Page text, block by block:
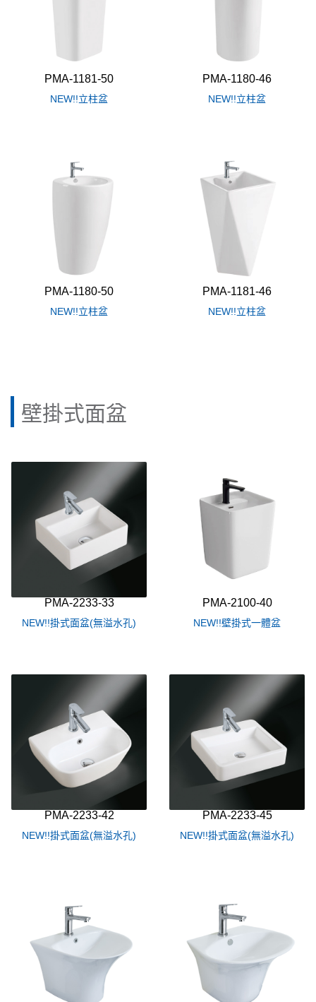
PMA-1181-50
NEW!!立柱盆
PMA-1180-46
NEW!!立柱盆
PMA-1180-50
NEW!!立柱盆
PMA-1181-46
NEW!!立柱盆
壁掛式面盆
PMA-2233-33
NEW!!掛式面盆(無溢水孔)
PMA-2100-40
NEW!!壁掛式一體盆
PMA-2233-42
NEW!!掛式面盆(無溢水孔)
PMA-2233-45
NEW!!掛式面盆(無溢水孔)